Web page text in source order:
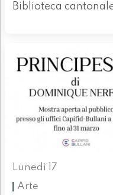
Biblioteca
Lunedì 17
Arte